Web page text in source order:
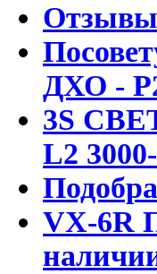
ДХО -
3S
L2
VX-6R